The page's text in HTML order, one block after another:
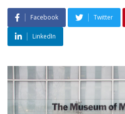
Facebook Twitter
LinkedIn